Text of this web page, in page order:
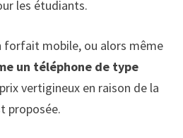
les étudiants.
forfait mobile, ou alors même
un téléphone de type
vertigineux en raison de la
proposée.